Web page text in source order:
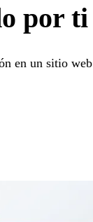
por ti
en un sitio web